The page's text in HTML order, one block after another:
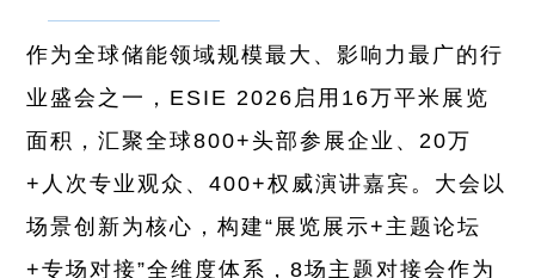
作为全球储能领域规模最大、影响力最广的行
业盛会之一，ESIE 2026启用16万平米展览
面积，汇聚全球800+头部参展企业、20万
+人次专业观众、400+权威演讲嘉宾。大会以
场景创新为核心，构建“展览展示+主题论坛
+专场对接”全维度体系，8场主题对接会作为